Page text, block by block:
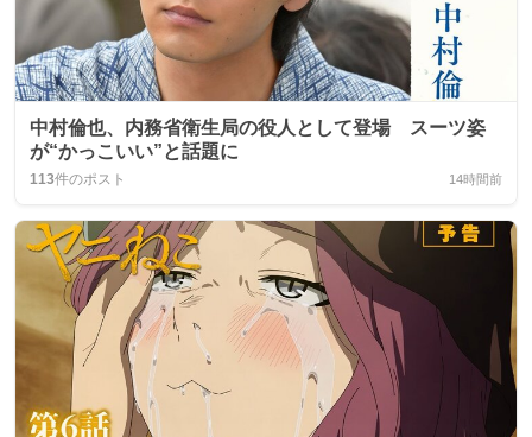
中村倫也、内務省衛生局の役人として登場 スーツ姿
が“かっこいい”と話題に
113件のポスト 14時間前